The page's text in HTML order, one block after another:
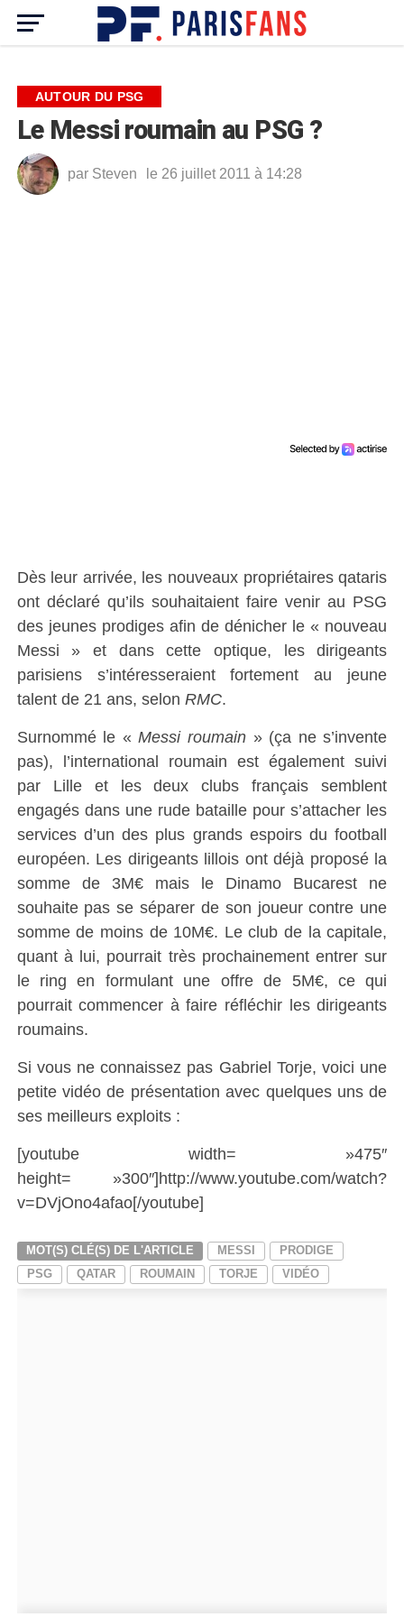
AUTOUR DU PSG
Le Messi roumain au PSG ?
par Steven le 26 juillet 2011 à 14:28
Dès leur arrivée, les nouveaux propriétaires qataris
ont déclaré qu’ils souhaitaient faire venir au PSG
des jeunes prodiges afin de dénicher le « nouveau
Messi » et dans cette optique, les dirigeants
parisiens s’intéresseraient fortement au jeune
talent de 21 ans, selon RMC.
Surnommé le « Messi roumain » (ça ne s’invente
pas), l’international roumain est également suivi
par Lille et les deux clubs français semblent
engagés dans une rude bataille pour s’attacher les
services d’un des plus grands espoirs du football
européen. Les dirigeants lillois ont déjà proposé la
somme de 3M€ mais le Dinamo Bucarest ne
souhaite pas se séparer de son joueur contre une
somme de moins de 10M€. Le club de la capitale,
quant à lui, pourrait très prochainement entrer sur
le ring en formulant une offre de 5M€, ce qui
pourrait commencer à faire réfléchir les dirigeants
roumains.
Si vous ne connaissez pas Gabriel Torje, voici une
petite vidéo de présentation avec quelques uns de
ses meilleurs exploits :
[youtube width= »475″
height= »300″]http://www.youtube.com/watch?
v=DVjOno4afao[/youtube]
MOT(S) CLÉ(S) DE L'ARTICLE MESSI
PRODIGE
PSG
QATAR ROUMAIN TORJE VIDÉO